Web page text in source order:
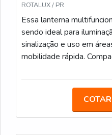
ROTALUX / PR
Essa lanterna
sendo ideal para
sinalização e uso em
mobilidade rápida.
para operações em